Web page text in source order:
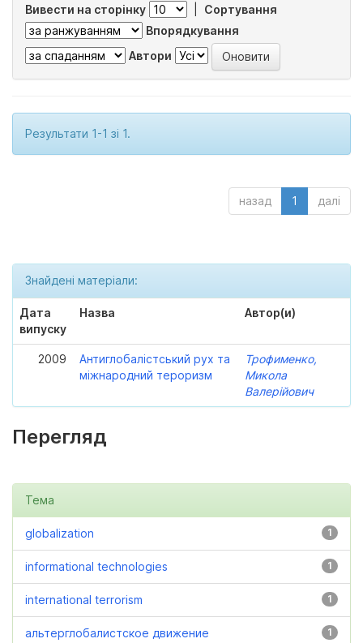
Вивести на сторінку
Сортування
Впорядкування
Автори
Результати 1-1 зі 1.
назад 1 далі
Знайдені матеріали:
Дата
випуску
Назва Автор(и)
2009
Антиглобалістський рух та
міжнародний тероризм
Трофименко,
Микола
Валерійович
Перегляд
Тема
1
globalization
1
informational technologies
1
international terrorism
1
альтерглобалистское движение